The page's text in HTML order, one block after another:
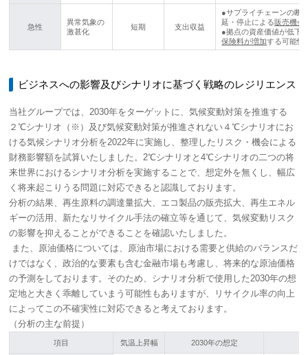
急性
異常気象の
激甚化
短期 支出収益
●サプライチェーンの断
延・停止による販売機会
●拠点の資産価値が低下
保険料が増加する可能性
ビジネスへの影響及びシナリオに基づく戦略のレジリエンス
当社グループでは、2030年をターゲットに、気候変動対策を推進する
２℃シナリオ（※）及び気候変動対策が推進されない４℃シナリオにお
ける気候シナリオ分析を2022年に実施し、整理したリスク・機会による
財務影響額を試算いたしました。2℃シナリオと4℃シナリオの二つの将
来世界におけるシナリオ分析を実施することで、想定外を無くし、幅広
く将来起こりうる問題に対応できると認識しております。
分析の結果、再生原料の調達量拡大、エコ製品の販売拡大、再生エネル
ギーの活用、新たなリサイクル手法の確立等を通じて、気候変動リスク
の影響を抑えることができることを確認いたしました。
また、原油価格については、原油市場における需要と供給のバランスだ
けではなく、政治的な要素も含む金融市場も考慮し、将来的な原油価格
の予測をしております。そのため、シナリオ分析で使用した2030年の想
定地と大きく乖離していまう可能性もありますが、リサイクル率の向上
によってこの不確実性に対応できると考えております。
（分析の主な前提）
項目 気温上昇幅 2030年の想定